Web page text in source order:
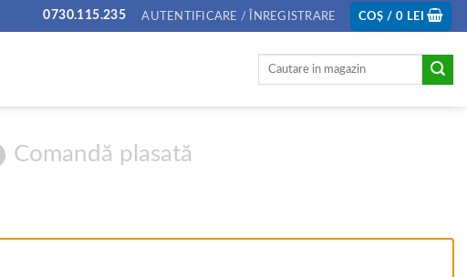
0730.115.235 AUTENTIFICARE / ÎNREGISTRARE COȘ /0 LEI
Caută
Comandă plasată